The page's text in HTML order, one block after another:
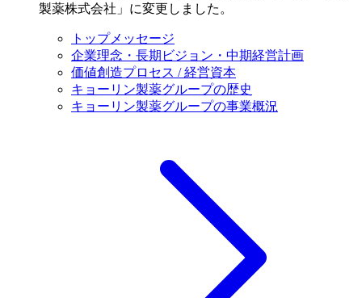
製薬株式会社」に変更しました。
トップメッセージ
企業理念・長期ビジョン・中期経営計画
価値創造プロセス / 経営資本
キョーリン製薬グループの歴史
キョーリン製薬グループの事業概況